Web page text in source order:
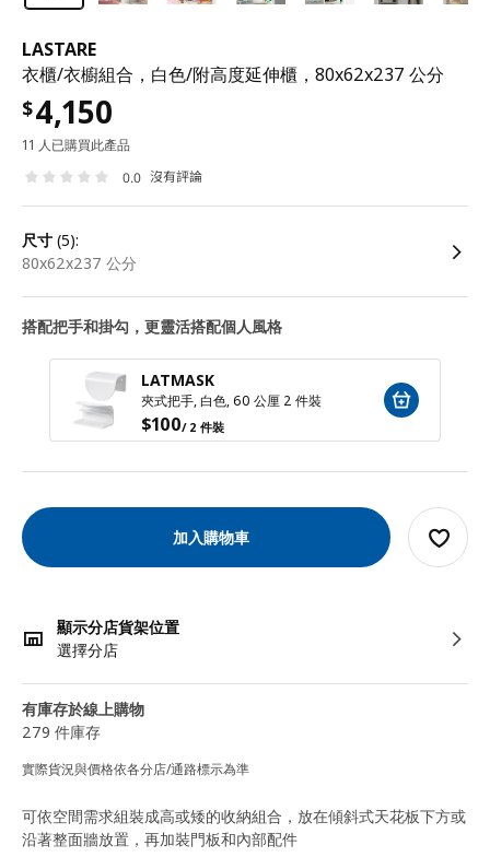
LASTARE
衣櫃/衣櫥組合，白色/附高度延伸櫃，80x62x237 公分
$4,150
11 人已購買此產品
0.0 沒有評論
尺寸 (5):
80x62x237 公分
搭配把手和掛勾，更靈活搭配個人風格
LATMASK
夾式把手, 白色, 60 公厘 2 件裝
$100/ 2 件裝
加入購物車
顯示分店貨架位置
選擇分店
有庫存於線上購物
279 件庫存
實際貨況與價格依各分店/通路標示為準
可依空間需求組裝成高或矮的收納組合，放在傾斜式天花板下方或
沿著整面牆放置，再加裝門板和內部配件